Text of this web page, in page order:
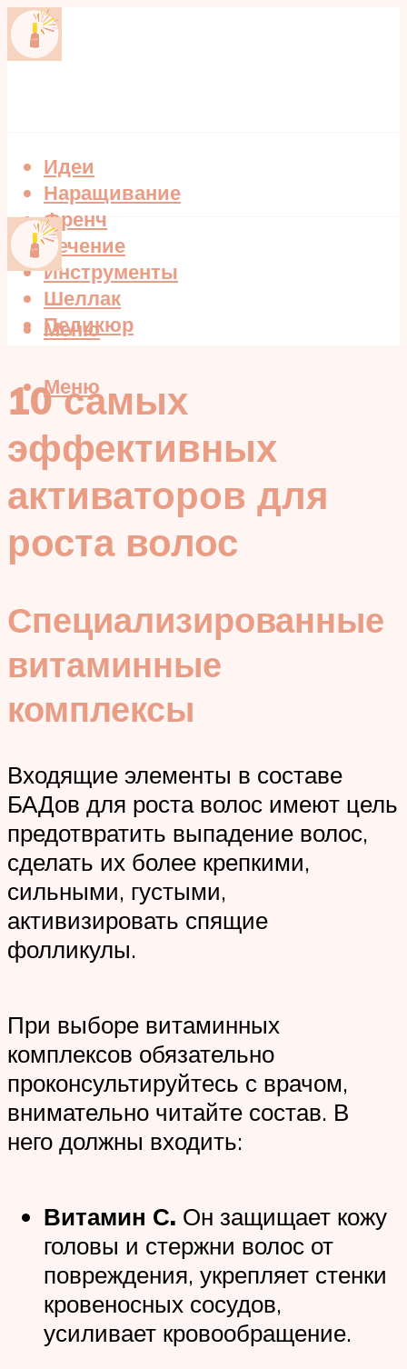
Идеи
Наращивание
Френч
Лечение
Инструменты
Шеллак
Педикюр
Меню
Меню
10 самых
эффективных
активаторов для
роста волос
Специализированные
витаминные
комплексы
Входящие элементы в составе
БАДов для роста волос имеют цель
предотвратить выпадение волос,
сделать их более крепкими,
сильными, густыми,
активизировать спящие
фолликулы.
При выборе витаминных
комплексов обязательно
проконсультируйтесь с врачом,
внимательно читайте состав. В
него должны входить:
Витамин С. Он защищает кожу
головы и стержни волос от
повреждения, укрепляет стенки
кровеносных сосудов,
усиливает кровообращение.